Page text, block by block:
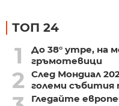
ТОП 24
1
До 38° утре, на
гръмотевици
2
След Мондиал
големи събития
Гледайте